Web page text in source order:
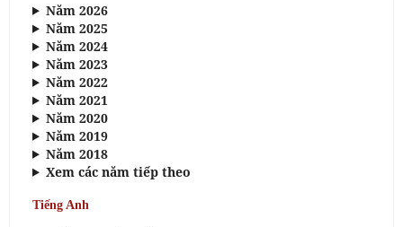
Năm 2026
Năm 2025
Năm 2024
Năm 2023
Năm 2022
Năm 2021
Năm 2020
Năm 2019
Năm 2018
Xem các năm tiếp theo
Tiếng Anh